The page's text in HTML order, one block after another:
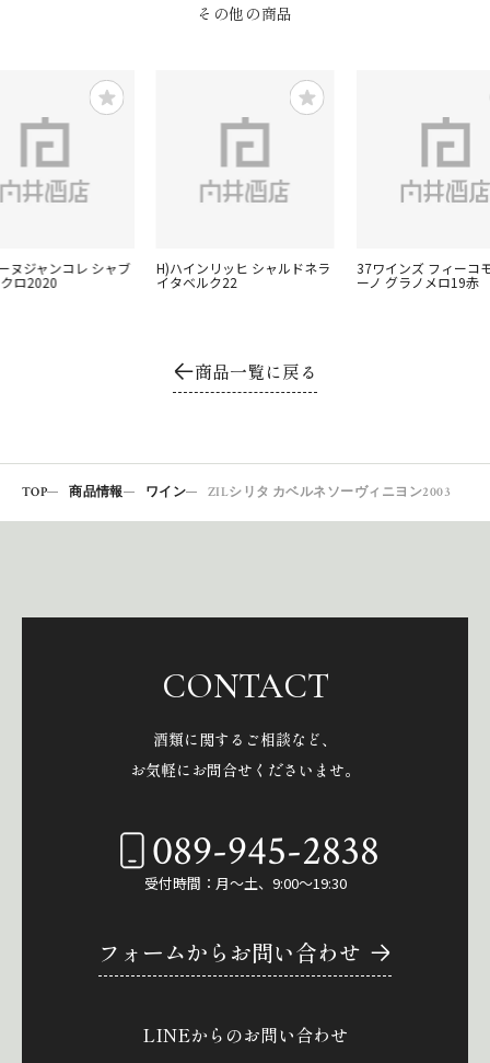
その他の商品
ヌジャンコレ シャブ
ロ2020
H)ハインリッヒ シャルドネラ
イタベルク22
37ワインズ フィーコ
ーノ グラノメロ19赤
商品一覧に戻る
TOP 商品情報 ワイン ZILシリタ カベルネソーヴィニヨン2003
CONTACT
酒類に関するご相談など、
お気軽にお問合せくださいませ。
089-945-2838
受付時間：月～土、9:00～19:30
フォームからお問い合わせ
LINEからのお問い合わせ